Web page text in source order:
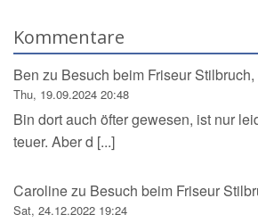
Kommentare
Ben zu Besuch beim Friseur
Thu, 19.09.2024 20:48
Bin dort auch öfter gewesen, ist nur
teuer. Aber d [...]
Carolinezu Besuch beim Friseur
Sat, 24.12.2022 19:24